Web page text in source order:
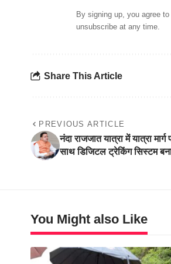
By signing up, you agree to
unsubscribe at any time.
Share This Article
PREVIOUS ARTICLE
नंदा राजजात यात्रा में यात्रा
साथ डिजिटल ट्रेकिंग सिस्टम
You Might also Like